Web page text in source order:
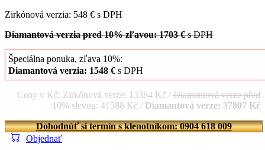
Zirkónová verzia: 548 € s DPH
Diamantová verzia pred 10% zľavou: 1703 €s DPH
Špeciálna ponuka, zľava 10%:
Diamantová verzia: 1548 € s DPH
Ceny v Kč: Zirkónová verze: 13384 Kč / Diamantová verze před
10% slevou: 41588 Kč/ Diamantová verze: 37807 Kč
Dohodnúť si termín s klenotníkom: 0904 618 009
Objednať